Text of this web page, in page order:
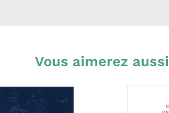
Vous aimerez aussi